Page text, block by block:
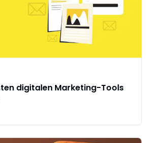
digitalen Marketing-Tools